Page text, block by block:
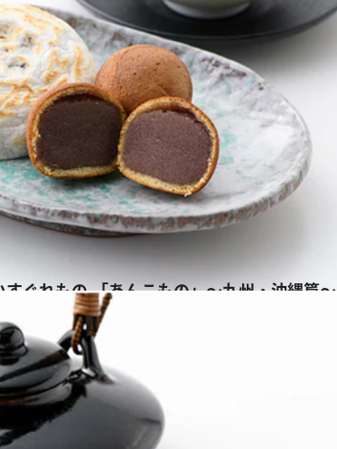
ぐれもの 「あんこもの」～九州・沖縄篇～